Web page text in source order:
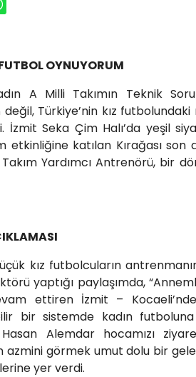
OYNUYORUM
A Milli Takımın Teknik
değil, Türkiye’nin kız
İzmit Seka Çim Halı’da yeşil
etkinliğine katılan Kırağası son
Yardımcı Antrenörü, bir
kız futbolcuların
yaptığı paylaşımda,
ettiren İzmit –
bir sistemde kadın
Alemdar hocamızı
azmini görmek umut dolu bir
yer verdi.